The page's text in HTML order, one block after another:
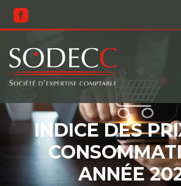
Aller
au
INDICE DES
ANNÉE